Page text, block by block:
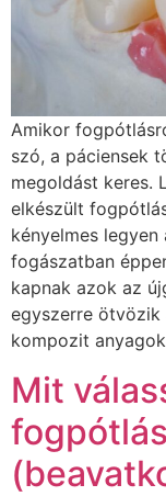
Amikor
szó, a páciensek
megoldást keres.
elkészült
kényelmes
fogászatban
kapnak azok az
egyszerre ötvözik
kompozit
Mit